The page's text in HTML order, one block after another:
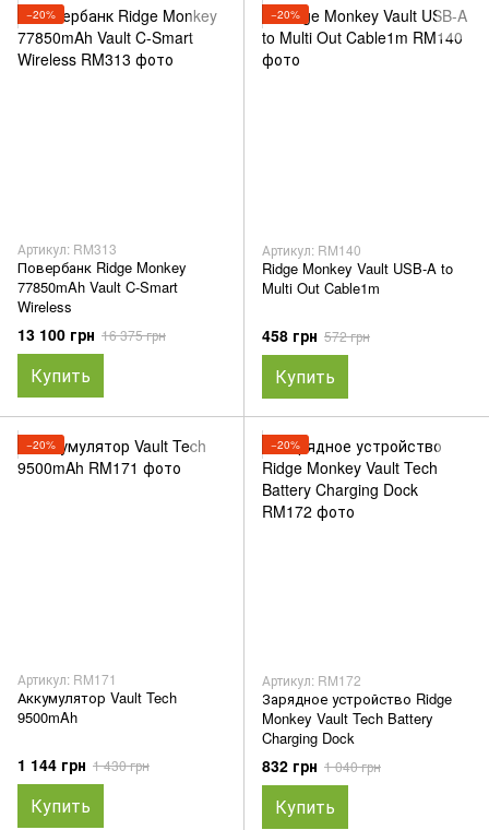
−20%
Артикул: RM313
Повербанк Ridge Monkey
77850mAh Vault C-Smart
Wireless
13 100 грн 16 375 грн
Купить
−20%
Артикул: RM140
Ridge Monkey Vault USB-A to
Multi Out Cable1m
458 грн 572 грн
Купить
−20%
Артикул: RM171
Аккумулятор Vault Tech
9500mAh
1 144 грн 1 430 грн
Купить
−20%
Артикул: RM172
Зарядное устройство Ridge
Monkey Vault Tech Battery
Charging Dock
832 грн 1 040 грн
Купить